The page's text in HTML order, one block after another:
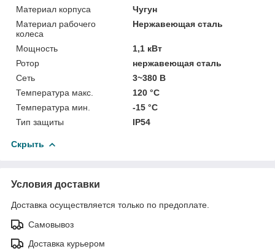
Материал корпуса
Чугун
Материал рабочего
колеса
Нержавеющая сталь
Мощность
1,1 кВт
Ротор
нержавеющая сталь
Сеть
3~380 В
Температура макс.
120 °С
Температура мин.
-15 °С
Тип защиты
IP54
Скрыть
Условия доставки
Доставка осуществляется только по предоплате.
Самовывоз
Доставка курьером